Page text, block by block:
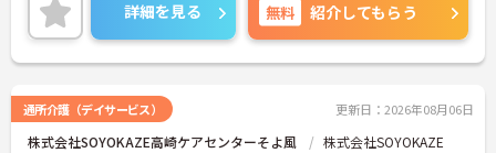
ご興味のある方には、面接対策ポイントなど、さら
に詳細をご案内しますのでお気軽にご相談くださ
い！
詳細を見る 無料 紹介してもらう
通所介護（デイサービス） 更新日：2026年08月06日
株式会社SOYOKAZE高崎ケアセンターそよ風 株式会社SOYOKAZE